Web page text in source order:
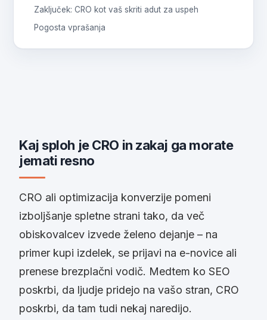
Zaključek: CRO kot vaš skriti adut za uspeh
Pogosta vprašanja
Kaj sploh je CRO in zakaj ga morate
jemati resno
CRO ali optimizacija konverzije pomeni
izboljšanje spletne strani tako, da več
obiskovalcev izvede želeno dejanje – na
primer kupi izdelek, se prijavi na e-novice ali
prenese brezplačni vodič. Medtem ko SEO
poskrbi, da ljudje pridejo na vašo stran, CRO
poskrbi, da tam tudi nekaj naredijo.